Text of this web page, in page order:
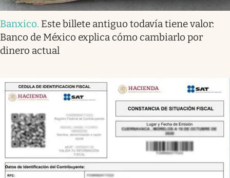
Banxico. Este billete antiguo todavía tiene valor:
Banco de México explica cómo cambiarlo por
dinero actual